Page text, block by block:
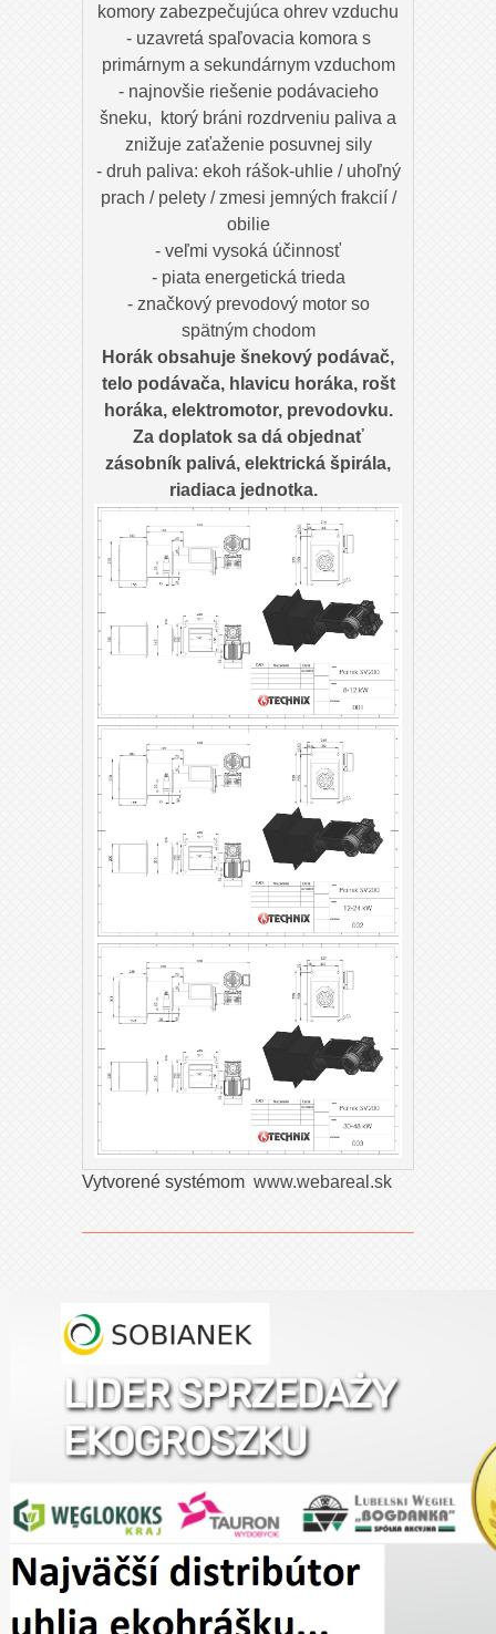
komory zabezpečujúca ohrev vzduchu
- uzavretá spaľovacia komora s
primárnym a sekundárnym vzduchom
- najnovšie riešenie podávacieho
šneku, ktorý bráni rozdrveniu paliva a
znižuje zaťaženie posuvnej sily
- druh paliva: ekoh rášok-uhlie / uhoľný
prach / pelety / zmesi jemných frakcií /
obilie
- veľmi vysoká účinnosť
- piata energetická trieda
- značkový prevodový motor so
spätným chodom
Horák obsahuje šnekový podávač,
telo podávača, hlavicu horáka, rošt
horáka, elektromotor, prevodovku.
Za doplatok sa dá objednať
zásobník palivá, elektrická špirála,
riadiaca jednotka.
Vytvorené systémom www.webareal.sk